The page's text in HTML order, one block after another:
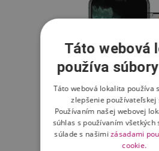
Táto webová
používa
Táto webová lokalita používa
zlepšenie používateľskej
Používaním našej webovej
súhlas s používaním všetkých
súlade s našimizásadami
cookie.